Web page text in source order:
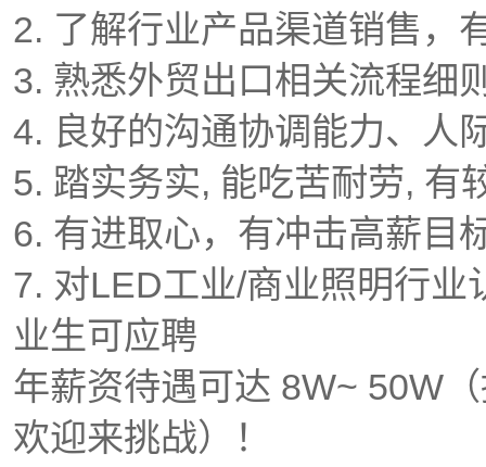
2. 了解行业产品渠道销售
3. 熟悉外贸出口相关流程
4. 良好的沟通协调能力、
5. 踏实务实, 能吃苦耐劳,
6. 有进取心，有冲击高薪
7. 对LED工业/商业照明行
业生可应聘
年薪资待遇可达 8W~ 50W
欢迎来挑战）！